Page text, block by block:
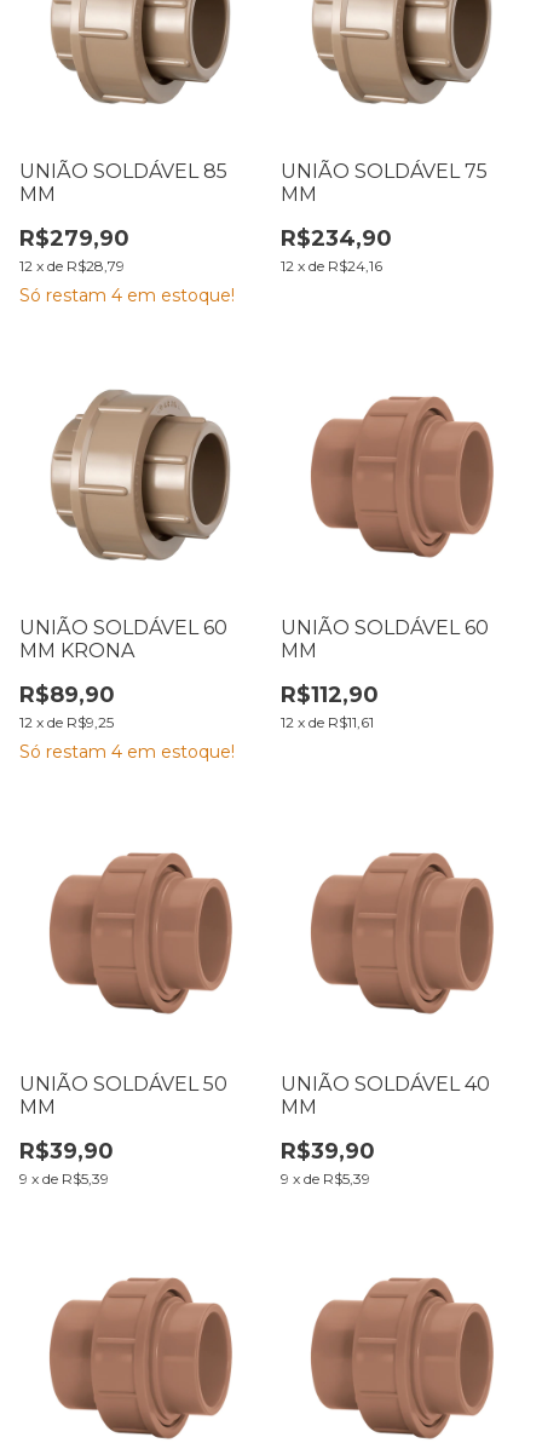
UNIÃO SOLDÁVEL 85
MM
R$279,90
12 x de R$28,79
Só restam 4 em estoque!
UNIÃO SOLDÁVEL 75
MM
R$234,90
12 x de R$24,16
UNIÃO SOLDÁVEL 60
MM KRONA
R$89,90
12 x de R$9,25
Só restam 4 em estoque!
UNIÃO SOLDÁVEL 60
MM
R$112,90
12 x de R$11,61
UNIÃO SOLDÁVEL 50
MM
R$39,90
9 x de R$5,39
UNIÃO SOLDÁVEL 40
MM
R$39,90
9 x de R$5,39